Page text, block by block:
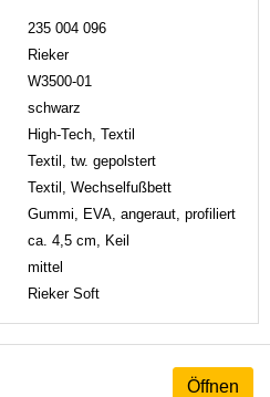
235 004 096
Rieker
W3500-01
schwarz
High-Tech, Textil
Textil, tw. gepolstert
Textil, Wechselfußbett
Gummi, EVA, angeraut, profiliert
ca. 4,5 cm, Keil
mittel
Rieker Soft
Öffnen